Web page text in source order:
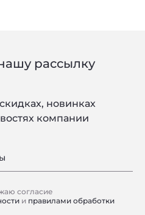
рассылку
новинках
компании
согласие
и правилами обработки